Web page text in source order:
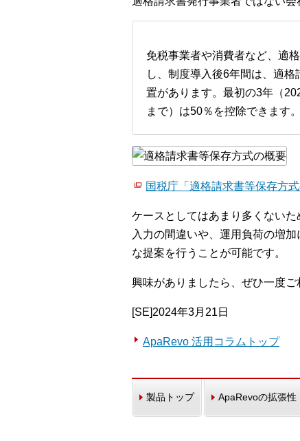
免税事業者や消費者など、適
し、制度導入後6年間は、適
置があります。最初の3年（
まで）は50％を控除できます。
国税庁「適格請求書等保存方
ケースとしてはあまり多くない
入力の間違いや、運用負荷の増
な提案を行うことが可能です。
興味がありましたら、ぜひ一度ご
[SE]2024年3月21日
ApaRevo 活用コラムトップ
製品トップ ApaRevoの拡張性